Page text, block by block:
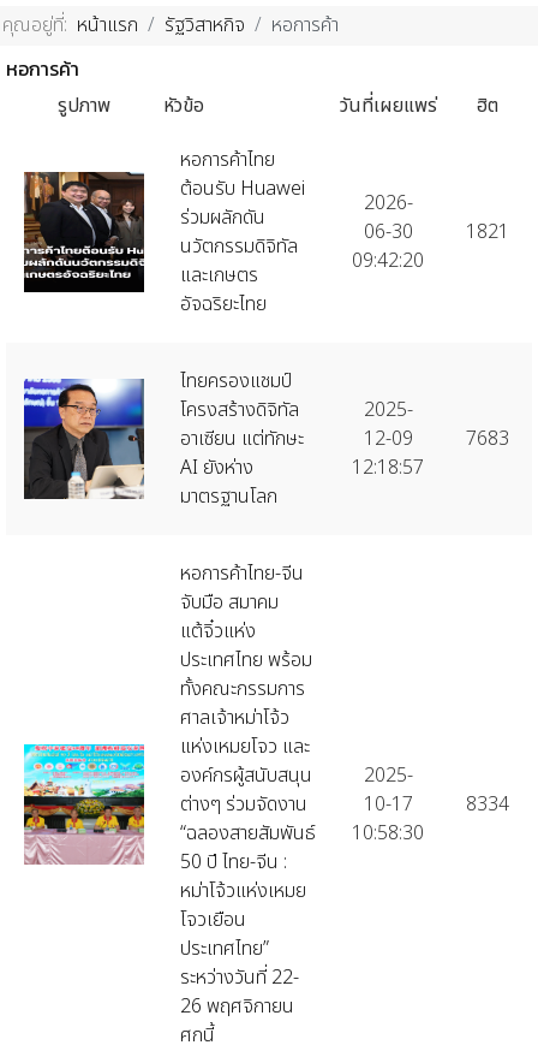
คุณอยู่ที่: หน้าแรก รัฐวิสาหกิจ
หอการค้า
หอการค้า
รูปภาพ
หัวข้อ วันที่เผยแพร่
ฮิต
หอการค้าไทย
ต้อนรับ Huawei
ร่วมผลักดัน
นวัตกรรมดิจิทัล
และเกษตร
อัจฉริยะไทย
2026-
06-30
09:42:20
1821
ไทยครองแชมป์
โครงสร้างดิจิทัล
อาเซียน แต่ทักษะ
AI ยังห่าง
มาตรฐานโลก
2025-
12-09
12:18:57
7683
หอการค้าไทย-จีน
จับมือ สมาคม
แต้จิ๋วแห่ง
ประเทศไทย พร้อม
ทั้งคณะกรรมการ
ศาลเจ้าหม่าโจ้ว
แห่งเหมยโจว และ
องค์กรผู้สนับสนุน
ต่างๆ ร่วมจัดงาน
“ฉลองสายสัมพันธ์
50 ปี ไทย-จีน :
หม่าโจ้วแห่งเหมย
โจวเยือน
ประเทศไทย”
ระหว่างวันที่ 22-
26 พฤศจิกายน
ศกนี้
2025-
10-17
10:58:30
8334